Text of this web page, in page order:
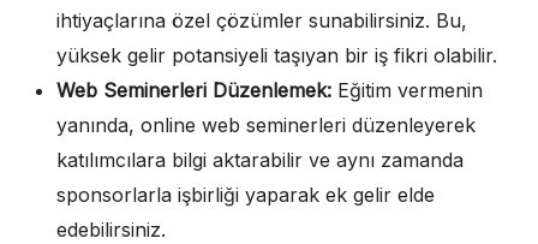
ihtiyaçlarına özel çözümler sunabilirsiniz. Bu,
yüksek gelir potansiyeli taşıyan bir iş fikri olabilir.
Web Seminerleri Düzenlemek: Eğitim vermenin
yanında, online web seminerleri düzenleyerek
katılımcılara bilgi aktarabilir ve aynı zamanda
sponsorlarla işbirliği yaparak ek gelir elde
edebilirsiniz.